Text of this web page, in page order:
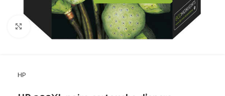
Cliquez pour agrandir
HP